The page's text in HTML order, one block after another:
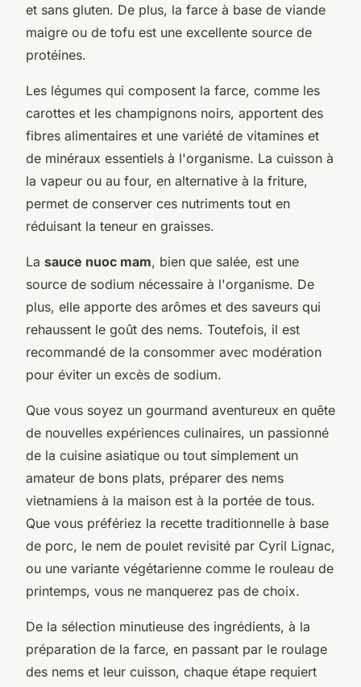
et sans gluten. De plus, la farce à base de viande
maigre ou de tofu est une excellente source de
protéines.
Les légumes qui composent la farce, comme les
carottes et les champignons noirs, apportent des
fibres alimentaires et une variété de vitamines et
de minéraux essentiels à l'organisme. La cuisson à
la vapeur ou au four, en alternative à la friture,
permet de conserver ces nutriments tout en
réduisant la teneur en graisses.
La sauce nuoc mam, bien que salée, est une
source de sodium nécessaire à l'organisme. De
plus, elle apporte des arômes et des saveurs qui
rehaussent le goût des nems. Toutefois, il est
recommandé de la consommer avec modération
pour éviter un excès de sodium.
Que vous soyez un gourmand aventureux en quête
de nouvelles expériences culinaires, un passionné
de la cuisine asiatique ou tout simplement un
amateur de bons plats, préparer des nems
vietnamiens à la maison est à la portée de tous.
Que vous préfériez la recette traditionnelle à base
de porc, le nem de poulet revisité par Cyril Lignac,
ou une variante végétarienne comme le rouleau de
printemps, vous ne manquerez pas de choix.
De la sélection minutieuse des ingrédients, à la
préparation de la farce, en passant par le roulage
des nems et leur cuisson, chaque étape requiert